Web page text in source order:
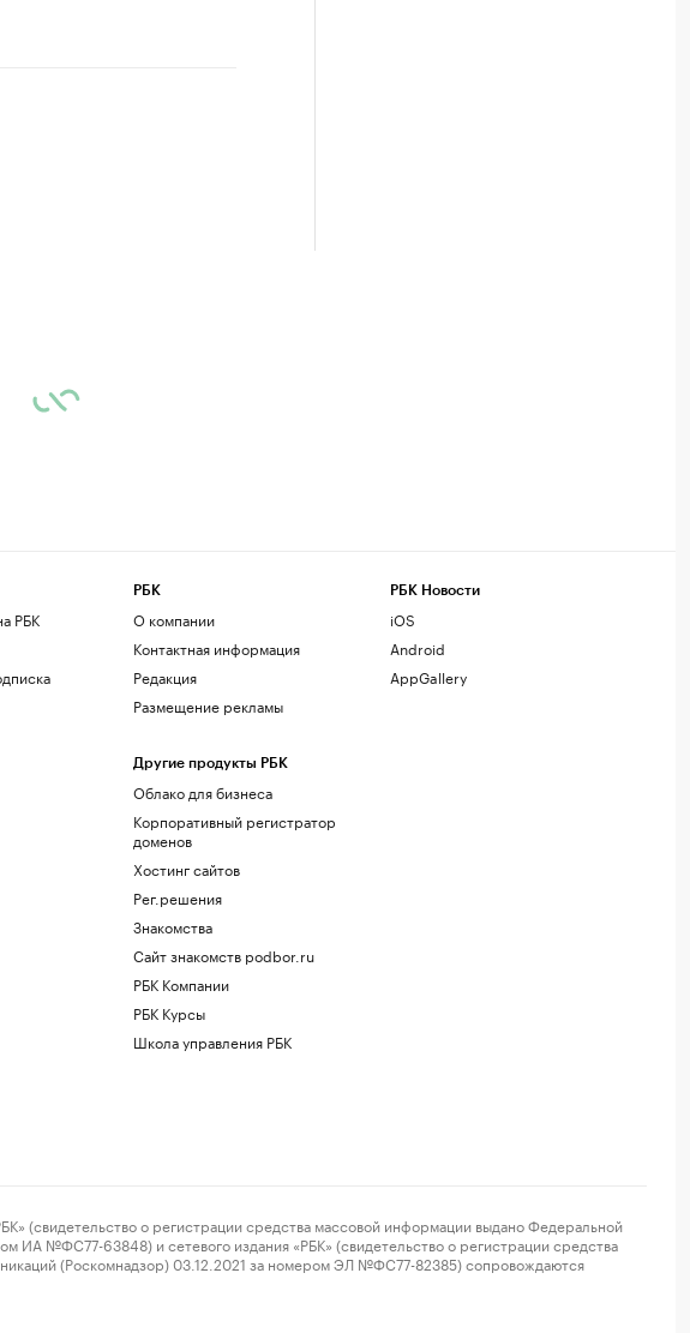
РБК
РБК
О компании
Контактная информация
Редакция
Размещение рекламы
Другие продукты РБК
Облако для бизнеса
Корпоративный регистратор
доменов
Хостинг сайтов
Рег.решения
Знакомства
Сайт знакомств podbor.ru
РБК Компании
РБК Курсы
Школа управления РБК
РБК Новости
iOS
Android
AppGallery
о регистрации средства массовой информации выдано Федеральной
ИА №ФС77-63848) и сетевого издания «РБК» (свидетельство о регистрации средства
(Роскомнадзор) 03.12.2021 за номером ЭЛ №ФС77-82385) сопровождаются